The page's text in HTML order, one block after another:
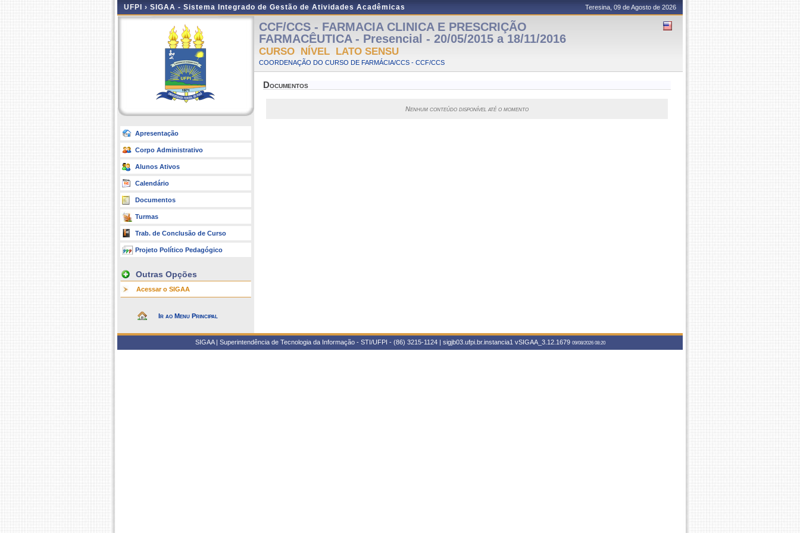
UFPI › SIGAA - Sistema Integrado de Gestão de Atividades Acadêmicas Teresina, 09 de Agosto de 2026
Apresentação
Corpo Administrativo
Alunos Ativos
Calendário
Documentos
Turmas
Trab. de Conclusão de Curso
Projeto Político Pedagógico
Outras Opções
Acessar o SIGAA
Ir ao Menu Principal
CCF/CCS - FARMACIA CLINICA E PRESCRIÇÃO
FARMACÊUTICA - Presencial - 20/05/2015 a 18/11/2016
CURSO NÍVEL LATO SENSU
COORDENAÇÃO DO CURSO DE FARMÁCIA/CCS - CCF/CCS
Documentos
Nenhum conteúdo disponível até o momento
SIGAA | Superintendência de Tecnologia da Informação - STI/UFPI - (86) 3215-1124 | sigjb03.ufpi.br.instancia1 vSIGAA_3.12.1679 09/08/2026 08:20